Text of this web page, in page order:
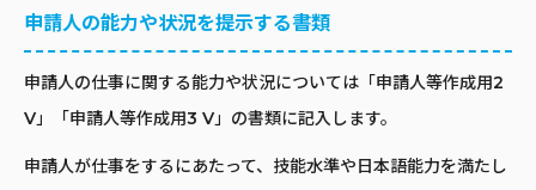
申請人の能力や状況を提示する書類
申請人の仕事に関する能力や状況については「申請人等作成用2
V」「申請人等作成用3 V」の書類に記入します。
申請人が仕事をするにあたって、技能水準や日本語能力を満たし